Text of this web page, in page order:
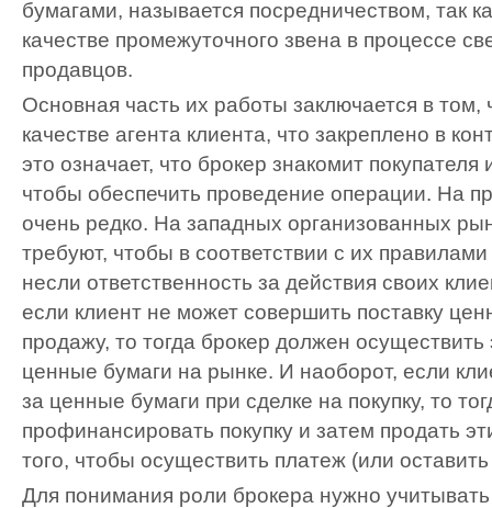
бумагами, называется посредничеством, так
качестве промежуточного звена в процессе
продавцов.
Основная часть их работы заключается в том,
качестве агента клиента, что закреплено в
это означает, что брокер знакомит покупателя
чтобы обеспечить проведение операции. На
очень редко. На западных организованных
требуют, чтобы в соответствии с их
несли ответственность за действия своих
если клиент не может совершить поставку
продажу, то тогда брокер должен осуществить
ценные бумаги на рынке. И наоборот, если
за ценные бумаги при сделке на покупку, то
профинансировать покупку и затем продать
того, чтобы осуществить платеж (или
Для понимания роли брокера нужно